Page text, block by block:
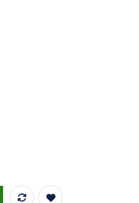
Samsung chip GU10 lencsés 110°